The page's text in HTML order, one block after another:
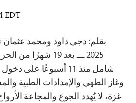
EDT
2025 ـــ بعد 19
شامل منذ 11 أسبوعًا على
وغاز الطهي والإمدادات الطبية
غزة، لا يُهدد الجوع والمجاعة